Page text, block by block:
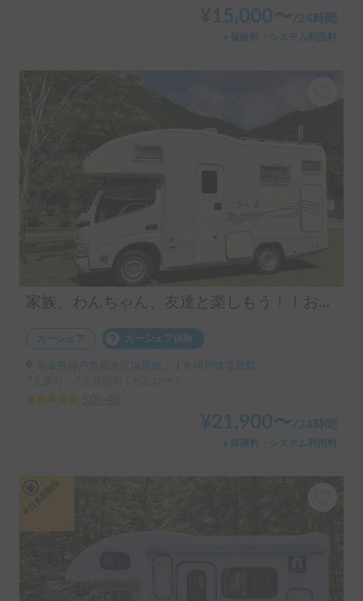
¥ 15,000〜 /24時間
＋保険料・システム利用料
家族、わんちゃん、友達と楽しもう！！お気軽旅行のキャンピングカー（コルドバンクス）四国・淡路島にアクセス抜群🗾ペット大歓迎🐶ケージ無しOK、WIFI無料
カーシェア カーシェア保険
兵庫県神戸市垂水区塩屋台, ' ＪＲ神戸線塩屋駅
5.00
40
¥21,900〜 /24時間
＋保険料・システム利用料